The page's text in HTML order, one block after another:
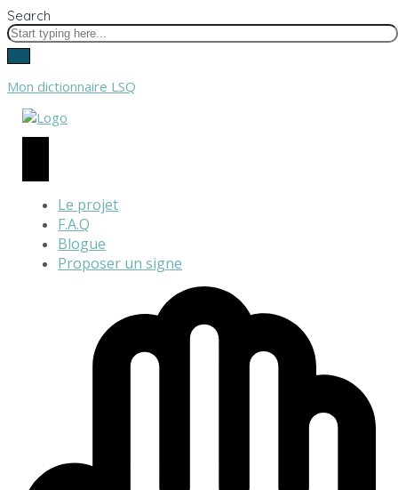
Search
Mon dictionnaire LSQ
Le projet
F.A.Q
Blogue
Proposer un signe